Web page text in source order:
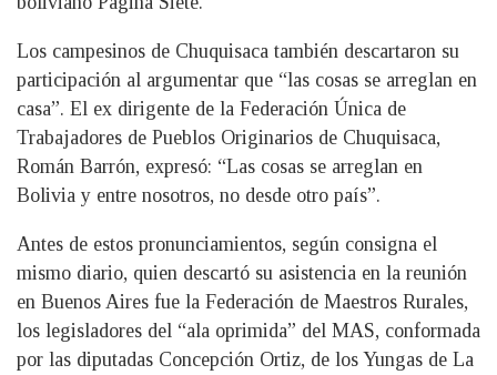
Los campesinos de Chuquisaca también descartaron su
participación al argumentar que “las cosas se arreglan en
casa”. El ex dirigente de la Federación Única de
Trabajadores de Pueblos Originarios de Chuquisaca,
Román Barrón, expresó: “Las cosas se arreglan en
Bolivia y entre nosotros, no desde otro país”.
Antes de estos pronunciamientos, según consigna el
mismo diario, quien descartó su asistencia en la reunión
en Buenos Aires fue la Federación de Maestros Rurales,
los legisladores del “ala oprimida” del MAS, conformada
por las diputadas Concepción Ortiz, de los Yungas de La